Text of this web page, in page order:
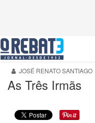
JOSÉ RENATO SANTIAGO
As Três Irmãs